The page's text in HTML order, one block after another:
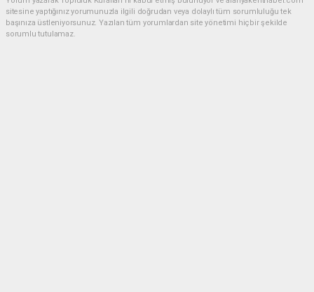
sitesine yaptığınız yorumunuzla ilgili doğrudan veya dolaylı tüm sorumluluğu tek
başınıza üstleniyorsunuz. Yazılan tüm yorumlardan site yönetimi hiçbir şekilde
sorumlu tutulamaz.